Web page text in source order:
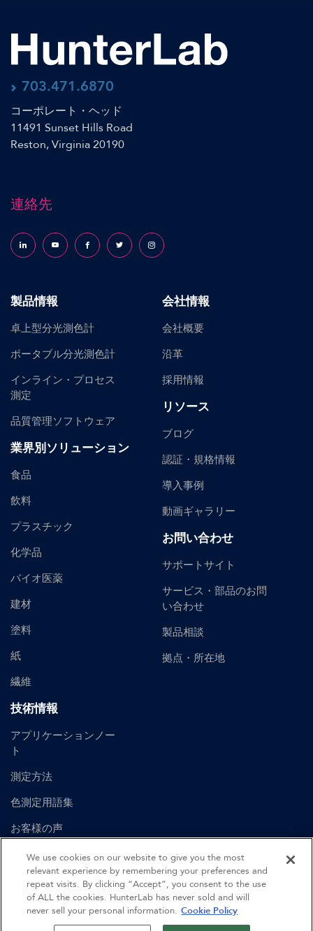
703.471.6870
コーポレート・ヘッド
11491 Sunset Hills Road
Reston, Virginia 20190
連絡先
Follow us on LinkedInFollow us on YouTubeFollow us on Facebook
Follow us on X (formerly Twitter)
Follow us on Instagram
製品情報
卓上型分光測色計
ポータブル分光測色計
インライン・プロセス
測定
品質管理ソフトウェア
業界別ソリューション
食品
飲料
プラスチック
化学品
バイオ医薬
建材
塗料
紙
繊維
技術情報
アプリケーションノー
ト
測定方法
色測定用語集
お客様の声
ユーザーマニュアル
会社情報
会社概要
沿革
採用情報
リソース
ブログ
認証・規格情報
導入事例
動画ギャラリー
お問い合わせ
サポートサイト
サービス・部品のお問
い合わせ
製品相談
拠点・所在地
©2026Hunter Associates Laboratory, Inc.
We use cookies on our website to give you the most
relevant experience by remembering your preferences and
repeat visits. By clicking “Accept”, you consent to the use
of ALL the cookies. HunterLab has never sold and will
never sell your personal information. Cookie Policy